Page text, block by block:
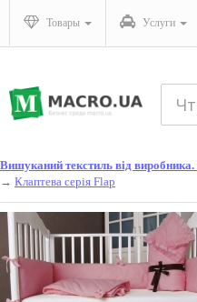
Товары Услуги
Вишуканий текстиль від виробника.
→ Клаптева серія Flap